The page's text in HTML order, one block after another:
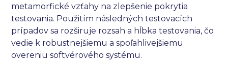
metamorfické vzťahy na zlepšenie pokrytia
testovania. Použitím následných testovacích
prípadov sa rozširuje rozsah a hĺbka testovania, čo
vedie k robustnejšiemu a spoľahlivejšiemu
overeniu softvérového systému.